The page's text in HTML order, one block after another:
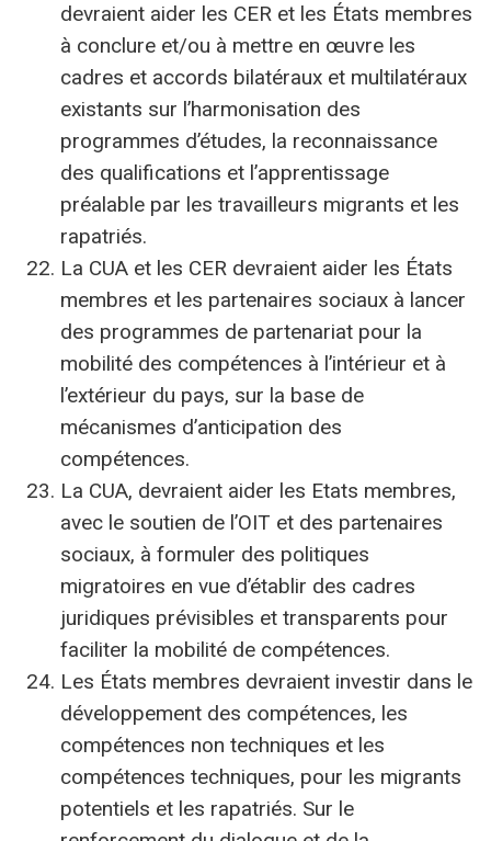
devraient aider les CER et les États membres
à conclure et/ou à mettre en œuvre les
cadres et accords bilatéraux et multilatéraux
existants sur l’harmonisation des
programmes d’études, la reconnaissance
des qualifications et l’apprentissage
préalable par les travailleurs migrants et les
rapatriés.
La CUA et les CER devraient aider les États
membres et les partenaires sociaux à lancer
des programmes de partenariat pour la
mobilité des compétences à l’intérieur et à
l’extérieur du pays, sur la base de
mécanismes d’anticipation des
compétences.
La CUA, devraient aider les Etats membres,
avec le soutien de l’OIT et des partenaires
sociaux, à formuler des politiques
migratoires en vue d’établir des cadres
juridiques prévisibles et transparents pour
faciliter la mobilité de compétences.
Les États membres devraient investir dans le
développement des compétences, les
compétences non techniques et les
compétences techniques, pour les migrants
potentiels et les rapatriés. Sur le